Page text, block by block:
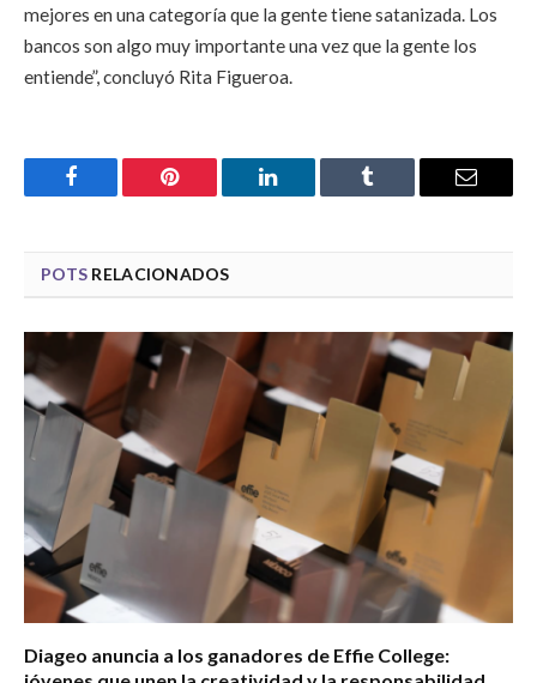
mejores en una categoría que la gente tiene satanizada. Los
bancos son algo muy importante una vez que la gente los
entiende”, concluyó Rita Figueroa.
Facebook Pinterest LinkedIn Tumblr Email
POTS RELACIONADOS
Diageo anuncia a los ganadores de Effie College: